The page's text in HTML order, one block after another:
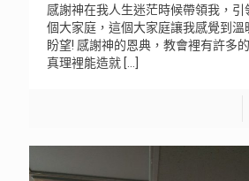
感謝神在我人生迷茫時候帶領我，
個大家庭，這個大家庭讓我感覺到溫
盼望! 感謝神的恩典，教會裡有許多
真理裡能造就 […]